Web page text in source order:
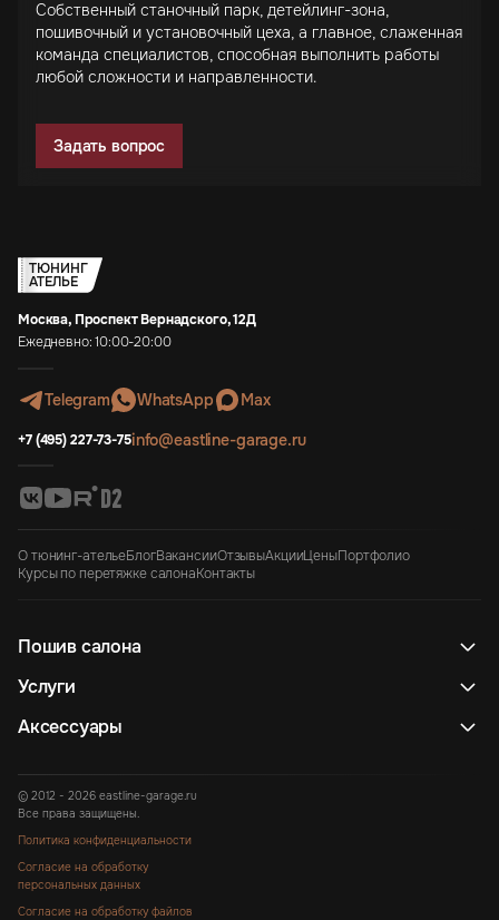
Собственный станочный парк, детейлинг-зона,
пошивочный и установочный цеха, а главное, слаженная
команда специалистов, способная выполнить работы
любой сложности и направленности.
Задать вопрос
ТЮНИНГ
АТЕЛЬЕ
Москва, Проспект Вернадского, 12Д
Ежедневно: 10:00-20:00
Telegram WhatsApp Max
+7 (495) 227-73-75info@eastline-garage.ru
О тюнинг-ательеБлогВакансииОтзывыАкцииЦеныПортфолио
Курсы по перетяжке салонаКонтакты
Пошив салона
Услуги
Аксессуары
© 2012 - 2026 eastline-garage.ru
Все права защищены.
Политика конфиденциальности
Согласие на обработку
персональных данных
Согласие на обработку файлов